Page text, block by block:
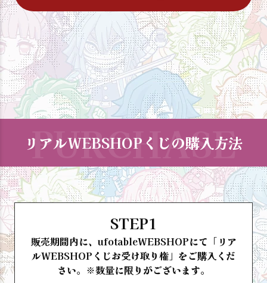
リアルWEBSHOPくじの購入方法
STEP1
販売期間内に、ufotableWEBSHOPにて「リア
ルWEBSHOPくじお受け取り権」をご購入くだ
さい。※数量に限りがございます。